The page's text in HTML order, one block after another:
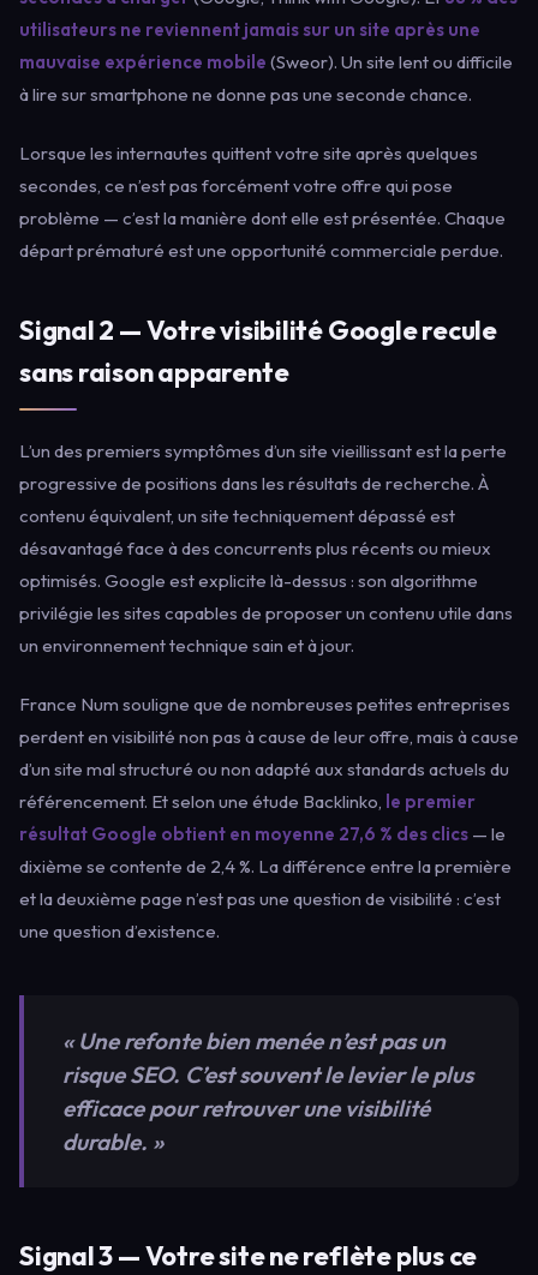
utilisateurs ne reviennent jamais sur un site après une
mauvaise expérience mobile (Sweor). Un site lent ou difficile
à lire sur smartphone ne donne pas une seconde chance.
Lorsque les internautes quittent votre site après quelques
secondes, ce n’est pas forcément votre offre qui pose
problème — c’est la manière dont elle est présentée. Chaque
départ prématuré est une opportunité commerciale perdue.
Signal 2 — Votre visibilité Google recule
sans raison apparente
L’un des premiers symptômes d’un site vieillissant est la perte
progressive de positions dans les résultats de recherche. À
contenu équivalent, un site techniquement dépassé est
désavantagé face à des concurrents plus récents ou mieux
optimisés. Google est explicite là-dessus : son algorithme
privilégie les sites capables de proposer un contenu utile dans
un environnement technique sain et à jour.
France Num souligne que de nombreuses petites entreprises
perdent en visibilité non pas à cause de leur offre, mais à cause
d’un site mal structuré ou non adapté aux standards actuels du
référencement. Et selon une étude Backlinko, le premier
résultat Google obtient en moyenne 27,6 % des clics — le
dixième se contente de 2,4 %. La différence entre la première
et la deuxième page n’est pas une question de visibilité : c’est
une question d’existence.
« Une refonte bien menée n’est pas un
risque SEO. C’est souvent le levier le plus
efficace pour retrouver une visibilité
durable. »
Signal 3 — Votre site ne reflète plus ce